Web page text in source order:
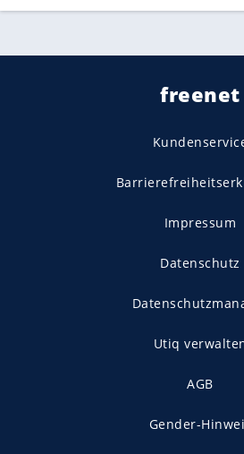
freenet
Impressum
Datenschutz
Utiq
AGB
Gender-